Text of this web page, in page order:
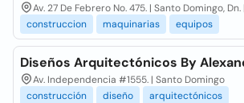
Av. 27 De Febrero No. 475. | Santo Domingo,
construccion
maquinarias equipos
Diseños Arquitectónicos By
Av. Independencia #1555. | Santo Domingo
construcción
diseño arquitectónicos